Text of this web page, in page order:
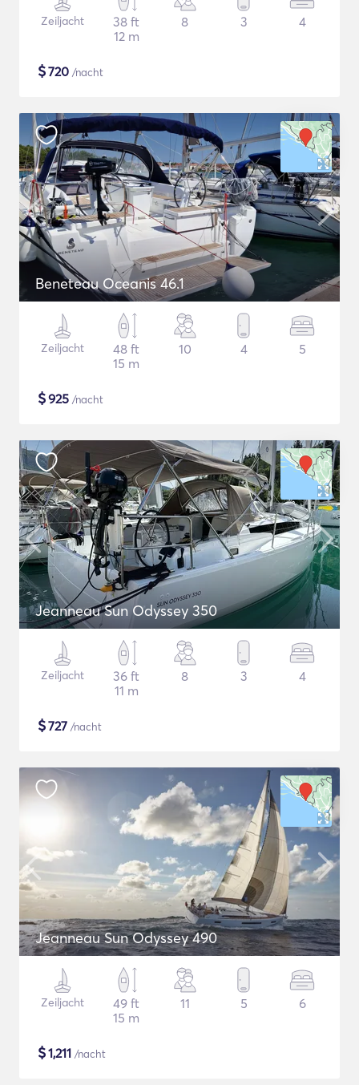
Zeiljacht
38 ft
12 m
8 3 4
$720 /nacht
Beneteau Oceanis 46.1
Zeiljacht
48 ft
15 m
10 4 5
$925 /nacht
Jeanneau Sun Odyssey 350
Zeiljacht
36 ft
11 m
8 3 4
$727 /nacht
Jeanneau Sun Odyssey 490
Zeiljacht
49 ft
15 m
11 5 6
$1,211 /nacht